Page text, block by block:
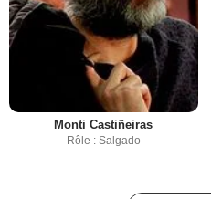
Monti Castiñeiras
Rôle : Salgado